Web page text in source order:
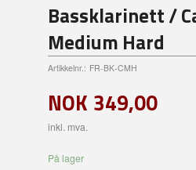
Bassklarinett /
Medium Hard
Artikkelnr.: FR-BK-CMH
NOK 349,00
inkl. mva.
På lager